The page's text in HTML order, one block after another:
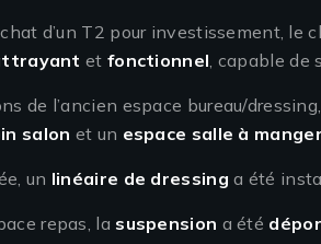
d’un T2 pour investissement, le
et fonctionnel, capable de
de l’ancien espace bureau/
salon et un espace salle à manger
un linéaire de dressing a été
repas, la suspension a été